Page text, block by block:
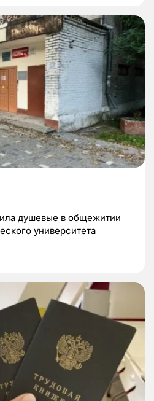
душевые в общежитии
университета